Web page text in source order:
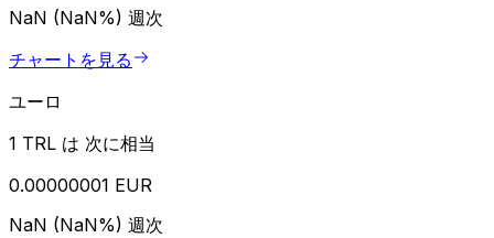
NaN (NaN%) 週次
チャートを見る
ユーロ
1 TRL は 次に相当
0.00000001 EUR
NaN (NaN%) 週次